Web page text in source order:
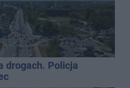
drogach. Policja